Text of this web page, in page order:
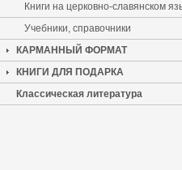
Книги на церковно-славянском
Учебники, справочники
КАРМАННЫЙ ФОРМАТ
КНИГИ ДЛЯ ПОДАРКА
Классическая литература